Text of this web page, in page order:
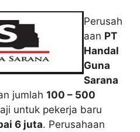
Perusah
aan PT
Handal
Guna
Sarana
jumlah 100 – 500
untuk pekerja baru
6 juta. Perusahaan